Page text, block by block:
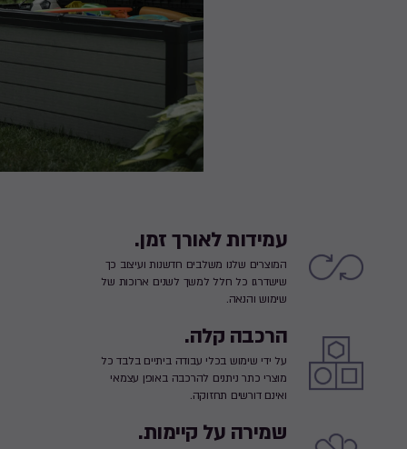
עמידות לאורך זמן.
המוצרים שלנו משלבים חדשנות ועיצוב כך
שישדרגו כל חלל למשך לשנים ארוכות של
שימוש והנאה.
הרכבה קלה.
על ידי שימוש בכלי עבודה ביתיים בלבד כל
מוצרי כתר ניתנים להרכבה באופן עצמאי
ואינם דורשים תחזוקה.
שמירה על קיימות.